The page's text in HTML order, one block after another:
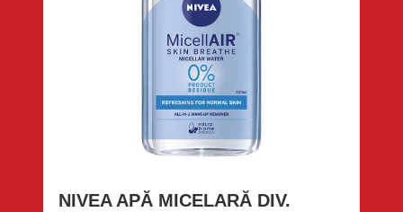
NIVEA APĂ MICELARĂ DIV.